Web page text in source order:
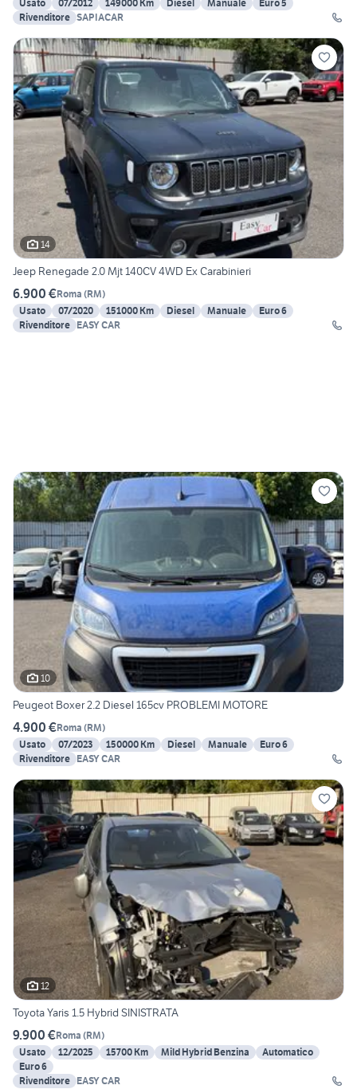
Usato
07/2012 149000 Km Diesel Manuale
Euro 5
Rivenditore SAPIACAR
14
Jeep Renegade 2.0 Mjt 140CV 4WD Ex Carabinieri
6.900 €Roma (RM)
Usato
07/2020 151000 Km Diesel Manuale
Euro 6
Rivenditore EASY CAR
10
Peugeot Boxer 2.2 Diesel 165cv PROBLEMI MOTORE
4.900 €Roma (RM)
Usato
07/2023 150000 Km Diesel Manuale
Euro 6
Rivenditore EASY CAR
12
Toyota Yaris 1.5 Hybrid SINISTRATA
9.900 €Roma (RM)
Usato
12/2025 15700 Km Mild Hybrid Benzina
Automatico
Euro 6
Rivenditore EASY CAR